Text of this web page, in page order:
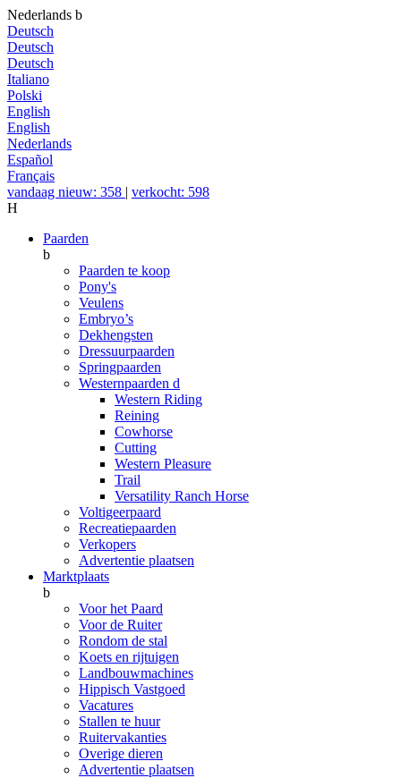
Nederlands b
Deutsch
Deutsch
Deutsch
Italiano
Polski
English
English
Nederlands
Español
Français
vandaag nieuw: 358 | verkocht: 598
H
Paarden
b
Paarden te koop
Pony's
Veulens
Embryo’s
Dekhengsten
Dressuurpaarden
Springpaarden
Westernpaarden d
Western Riding
Reining
Cowhorse
Cutting
Western Pleasure
Trail
Versatility Ranch Horse
Voltigeerpaard
Recreatiepaarden
Verkopers
Advertentie plaatsen
Marktplaats
b
Voor het Paard
Voor de Ruiter
Rondom de stal
Koets en rijtuigen
Landbouwmachines
Hippisch Vastgoed
Vacatures
Stallen te huur
Ruitervakanties
Overige dieren
Advertentie plaatsen